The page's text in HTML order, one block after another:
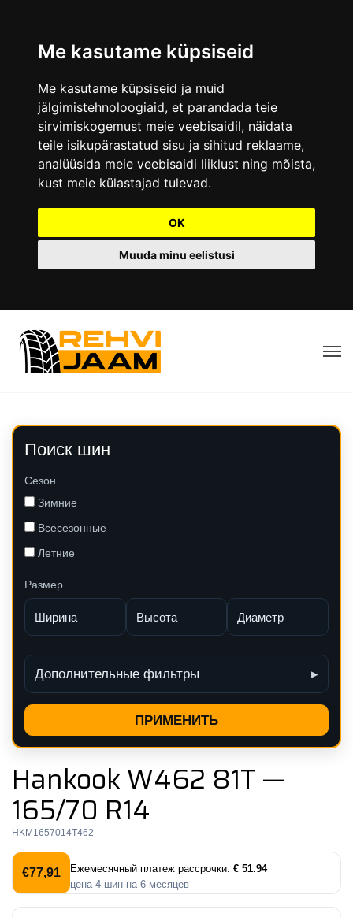
Me kasutame küpsiseid
Me kasutame küpsiseid ja muid
jälgimistehnoloogiaid, et parandada teie
sirvimiskogemust meie veebisaidil, näidata
teile isikupärastatud sisu ja sihitud reklaame,
analüüsida meie veebisaidi liiklust ning mõista,
kust meie külastajad tulevad.
OK
Muuda minu eelistusi
Поиск шин
Сезон
Зимние
Всесезонные
Летние
Размер
Дополнительные фильтры
ПРИМЕНИТЬ
Hankook W462 81T —
165/70 R14
HKM1657014T462
€77,91 Ежемесячный платеж рассрочки: € 51.94
цена 4 шин на 6 месяцев